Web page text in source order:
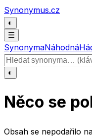
Přeskočit na obsah
Synonymus.cz
◐
☰
SynonymaNáhodná
Hledat slovo
◐
Něco se
Obsah se nepodařilo